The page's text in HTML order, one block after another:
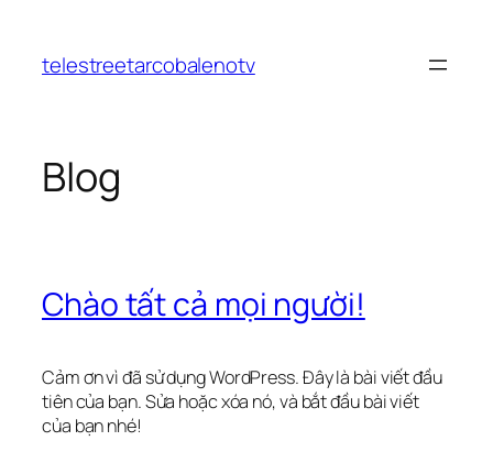
phầntelestreetarcobalenotv
Blog
Chào tất cả mọi người!
Cảm ơn vì đã sử dụng WordPress. Đây là bài viết đầu
tiên của bạn. Sửa hoặc xóa nó, và bắt đầu bài viết
của bạn nhé!